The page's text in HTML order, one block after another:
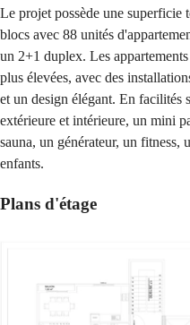
Le projet possède une superficie
blocs avec 88 unités
un 2+1 duplex. Les
plus élevées, avec des
et un design élégant. En facilités
extérieure et intérieure, un mini
sauna, un générateur, un
enfants.
Plans d'étage